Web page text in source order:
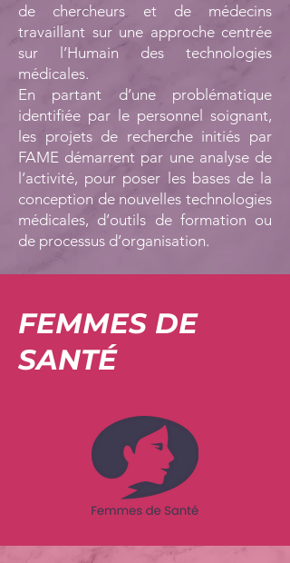
de chercheurs et de médecins
travaillant sur une approche centrée
sur l’Humain des technologies
médicales.
En partant d’une problématique
identifiée par le personnel soignant,
les projets de recherche initiés par
FAME démarrent par une analyse de
l’activité, pour poser les bases de la
conception de nouvelles technologies
médicales, d’outils de formation ou
de processus d’organisation.
FEMMES DE
SANTÉ